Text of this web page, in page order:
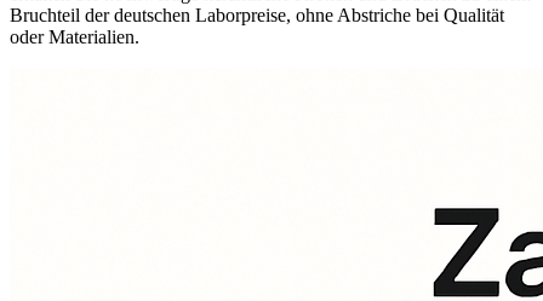
Bruchteil der deutschen Laborpreise, ohne Abstriche bei Qualität
oder Materialien.